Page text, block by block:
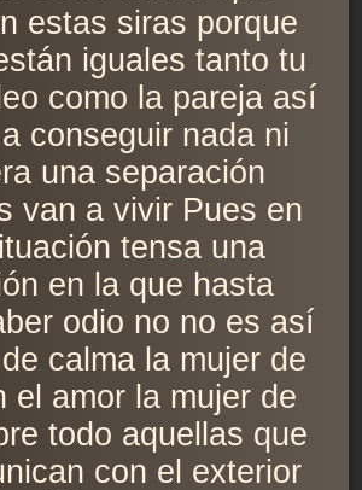
estas siras porque
iguales tanto tu
como la pareja así
conseguir nada ni
una separación
van a vivir Pues en
tensa una
en la que hasta
odio no no es así
calma la mujer de
el amor la mujer de
todo aquellas que
con el exterior